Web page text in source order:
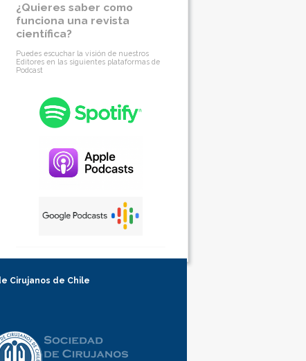
¿Quieres saber como
funciona una revista
científica?
Puedes escuchar la visión de nuestros
Editores en las siguientes plataformas de
Podcast
Cirujanos de Chile